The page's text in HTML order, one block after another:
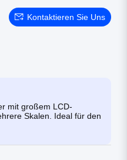
Kontaktieren Sie Uns
mit großem LCD-
Skalen. Ideal für den